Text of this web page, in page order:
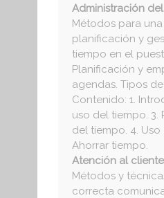
Administración
Métodos para
planificación y
tiempo en el
Planificación y
agendas. Tipos
Contenido: 1.
uso del tiempo. 3.
del tiempo. 4. Uso
Ahorrar tiempo.
Atención al cliente
Métodos y
correcta